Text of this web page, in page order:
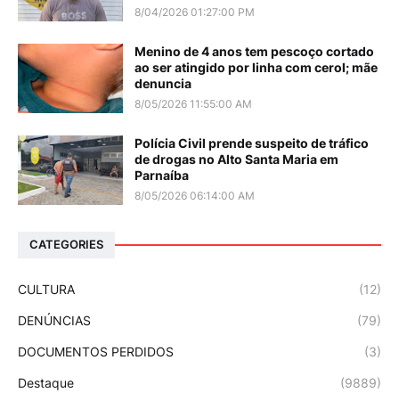
8/04/2026 01:27:00 PM
Menino de 4 anos tem pescoço cortado
ao ser atingido por linha com cerol; mãe
denuncia
8/05/2026 11:55:00 AM
Polícia Civil prende suspeito de tráfico
de drogas no Alto Santa Maria em
Parnaíba
8/05/2026 06:14:00 AM
CATEGORIES
CULTURA (12)
DENÚNCIAS (79)
DOCUMENTOS PERDIDOS (3)
Destaque (9889)